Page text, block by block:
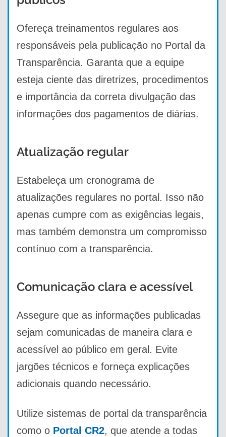
Ofereça treinamentos regulares aos
responsáveis pela publicação no Portal da
Transparência. Garanta que a equipe
esteja ciente das diretrizes, procedimentos
e importância da correta divulgação das
informações dos pagamentos de diárias.
Atualização regular
Estabeleça um cronograma de
atualizações regulares no portal. Isso não
apenas cumpre com as exigências legais,
mas também demonstra um compromisso
contínuo com a transparência.
Comunicação clara e acessível
Assegure que as informações publicadas
sejam comunicadas de maneira clara e
acessível ao público em geral. Evite
jargões técnicos e forneça explicações
adicionais quando necessário.
Utilize sistemas de portal da transparência
como o Portal CR2, que atende a todas